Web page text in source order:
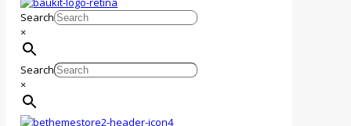
Search
×
Search
×